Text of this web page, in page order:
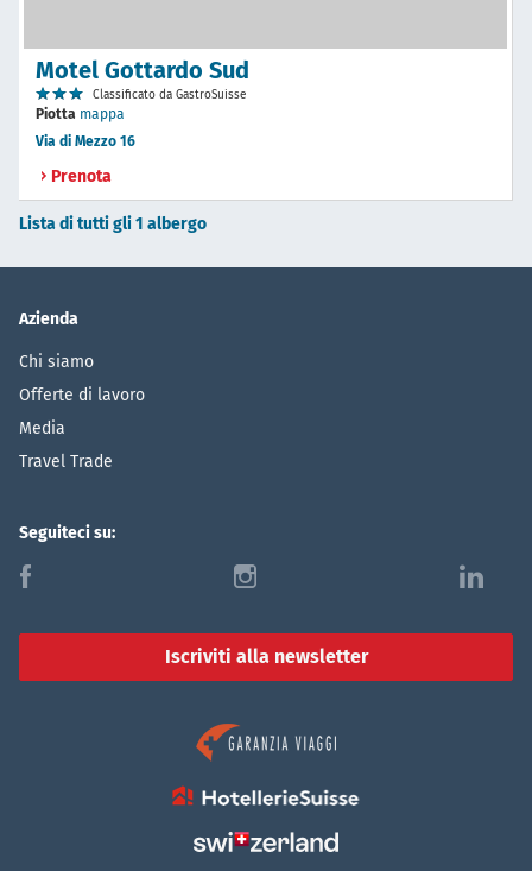
Motel Gottardo Sud
Classificato da GastroSuisse
Piotta mappa
Via di Mezzo 16
Prenota
Lista di tutti gli 1 albergo
Azienda
Chi siamo
Offerte di lavoro
Media
Travel Trade
Seguiteci su:
f i l
Iscriviti alla newsletter